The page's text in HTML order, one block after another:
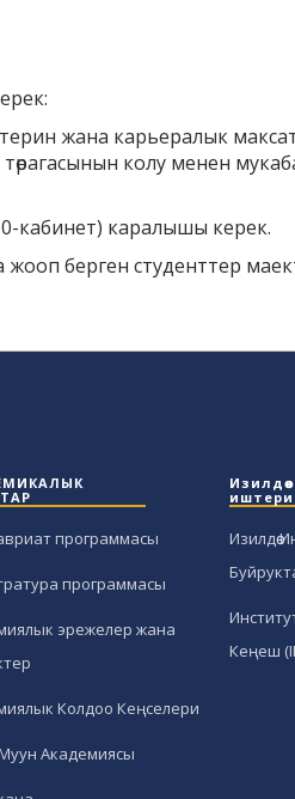
жана карьералык
колу менен
кабинет) каралышы керек.
берген студенттер
программасы
программасы
эрежелер жана
Колдоо Кеңселери
Академиясы
Изилдөө
иштери
Изилдөө
Кеңеш